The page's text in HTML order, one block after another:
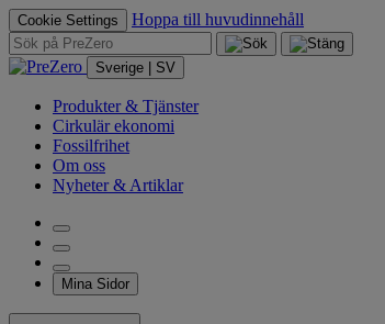
Cookie Settings Hoppa till huvudinnehåll
Sverige | SV
Produkter & Tjänster
Cirkulär ekonomi
Fossilfrihet
Om oss
Nyheter & Artiklar
Mina Sidor